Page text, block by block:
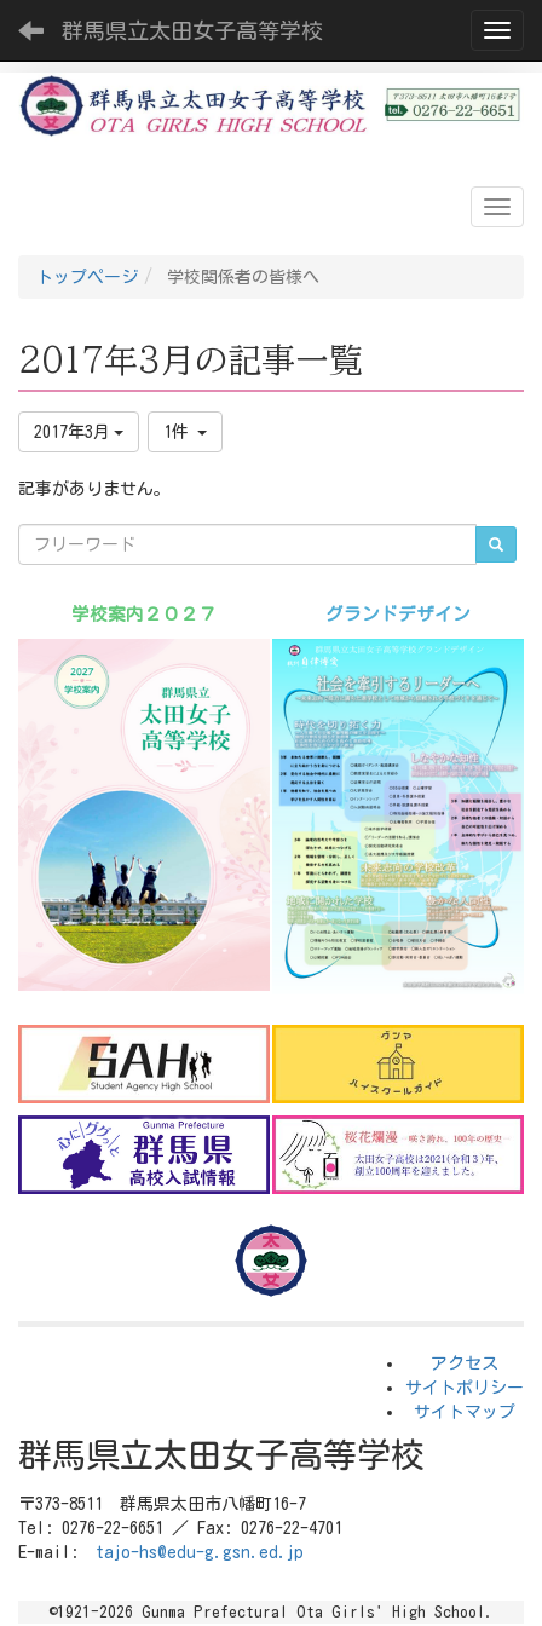
群馬県立太田女子高等学校
トップページ 学校関係者の皆様へ
2017年3月の記事一覧
2017年3月 1件
記事がありません。
学校案内２０２７ グランドデザイン
アクセス
サイトポリシー
サイトマップ
群馬県立太田女子高等学校
〒373-8511 群馬県太田市八幡町16-7
Tel: 0276-22-6651 ／ Fax: 0276-22-4701
E-mail: tajo-hs@edu-g.gsn.ed.jp
©1921-2026 Gunma Prefectural Ota Girls' High School.